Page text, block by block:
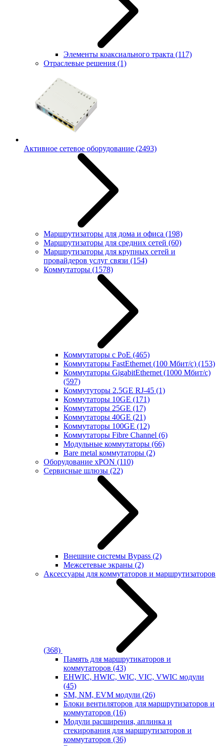
Элементы коаксиального тракта (117)
Отраслевые решения (1)
Активное сетевое оборудование (2493)
Маршрутизаторы для дома и офиса (198)
Маршрутизаторы для средних сетей (60)
Маршрутизаторы для крупных сетей и
провайдеров услуг связи (154)
Коммутаторы (1578)
Коммутаторы с PoE (465)
Коммутаторы FastEthernet (100 Мбит/с) (153)
Коммутаторы GigabitEthernet (1000 Мбит/с)
(597)
Коммутуторы 2.5GE RJ-45 (1)
Коммутаторы 10GE (171)
Коммутаторы 25GE (17)
Коммутаторы 40GE (21)
Коммутаторы 100GE (12)
Коммутаторы Fibre Channel (6)
Модульные коммутаторы (66)
Bare metal коммутаторы (2)
Оборудование xPON (110)
Сервисные шлюзы (22)
Внешние системы Bypass (2)
Межсетевые экраны (2)
Аксессуары для коммутаторов и маршрутизаторов
(368)
Память для маршрутикаторов и
коммутаторов (43)
EHWIC, HWIC, WIC, VIC, VWIC модули
(45)
SM, NM, EVM модули (26)
Блоки вентиляторов для маршрутизаторов и
коммутаторов (16)
Модули расширения, аплинка и
стекирования для маршрутизаторов и
коммутаторов (36)